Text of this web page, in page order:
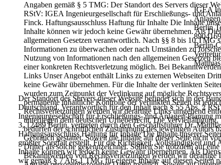
Angaben gemäß § 5 TMG: Der Standort des Servers dieser
RStV: IGEA Ingenieurgesellschaft für Erschließungs- und
Finck. Haftungsausschluss Haftung für Inhalte Die Inhalte
Inhalte können wir jedoch keine Gewähr übernehmen. Als
allgemeinen Gesetzen verantwortlich. Nach §§ 8 bis 10 TMG
Informationen zu überwachen oder nach Umständen zu
Nutzung von Informationen nach den allgemeinen Gesetzen
einer konkreten Rechtsverletzung möglich. Bei
Links Unser Angebot enthält Links zu externen Webseiten
keine Gewähr übernehmen. Für die Inhalte der verlinkten
wurden zum Zeitpunkt der Verlinkung auf mögliche
permanenteinhaltliche Kontrolle der verlinkten Seiten ist
Rechtsverletzungenwerden wir derartige Links umgehend
unterliegen dem deutschen Urheberrecht. Die Vervielfältigung,
bedürfen der schriftlichen Zustimmung des jeweiligen Autors
Gebrauch gestattet. Soweit die Inhalte auf dieser Seite nicht
Dritter als solche gekennzeichnet. Sollten Sie trotzdem auf eine
Bekanntwerden von Rechtsverletzungen werden wir derartige
IGEA
Berlin
Berlin-
Der Standort des Servers dieser Website befindet sich in der
Deutschland.Verantwortlich für den Inhalt nach § 55Abs. 2
Ingenieurgesellschaftfür Erschließungs- undAnlagen-Planung
3, 12489 Berlin,vertreten durch den Geschäftsführer Dr.
HaftungsausschlussHaftung für Inhalte Die Inhalte unserer
größter Sorgfalterstellt. Für die Richtigkeit, Vollständigkeit und
Inhalte können wirjedoch keine Gewähr übernehmen.Als
wir gemäß § 7Abs.1TMG für eigene Inhalte auf diesen Seiten